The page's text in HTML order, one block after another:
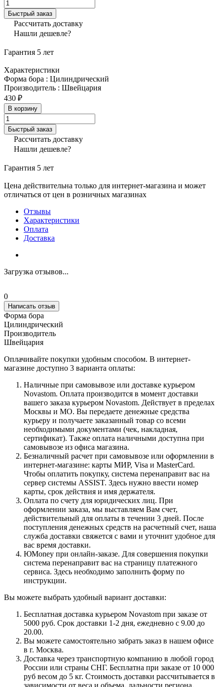
Быстрый заказ
Рассчитать доставку
Нашли дешевле?
Гарантия 5 лет
Характеристики
Форма бора : Цилиндрический
Производитель : Швейцария
430 ₽
В корзину
Быстрый заказ
Рассчитать доставку
Нашли дешевле?
Гарантия 5 лет
Цена действительна только для интернет-магазина и может
отличаться от цен в розничных магазинах
Отзывы
Характеристики
Оплата
Доставка
Загрузка отзывов...
0
Написать отзыв
Форма бора
Цилиндрический
Производитель
Швейцария
Оплачивайте покупки удобным способом. В интернет-
магазине доступно 3 варианта оплаты:
Наличные при самовывозе или доставке курьером
Novastom. Оплата производится в момент доставки
вашего заказа курьером Novastom. Действует в пределах
Москвы и МО. Вы передаете денежные средства
курьеру и получаете заказанный товар со всеми
необходимыми документами (чек, накладная,
сертификат). Также оплата наличными доступна при
самовывозе из офиса магазина.
Безналичный расчет при самовывозе или оформлении в
интернет-магазине: карты МИР, Visa и MasterCard.
Чтобы оплатить покупку, система перенаправит вас на
сервер системы ASSIST. Здесь нужно ввести номер
карты, срок действия и имя держателя.
Оплата по счету для юридических лиц. При
оформлении заказа, мы выставляем Вам счет,
действительный для оплаты в течении 3 дней. После
поступления денежных средств на расчетный счет, наша
служба доставки свяжется с вами и уточнит удобное для
вас время доставки.
ЮMoney при онлайн-заказе. Для совершения покупки
система перенаправит вас на страницу платежного
сервиса. Здесь необходимо заполнить форму по
инструкции.
Вы можете выбрать удобный вариант доставки:
Бесплатная доставка курьером Novastom при заказе от
5000 руб. Срок доставки 1-2 дня, ежедневно с 9.00 до
20.00.
Вы можете самостоятельно забрать заказ в нашем офисе
в г. Москва.
Доставка через транспортную компанию в любой город
России или страны СНГ. Бесплатна при заказе от 10 000
руб весом до 5 кг. Стоимость доставки рассчитывается в
зависимости от веса и объема, дальности региона.